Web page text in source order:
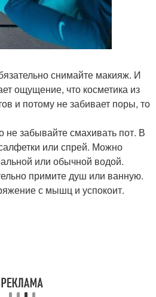
снимайте макияж. И
ощущение, что косметика из
и потому не забивает поры, то
не забывайте смахивать пот. В
или спрей. Можно
или обычной водой.
примите душ или ванную.
с мышц и успокоит.